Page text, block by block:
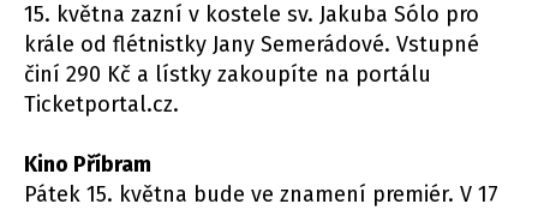
15. května zazní v kostele sv. Jakuba Sólo pro
krále od flétnistky Jany Semerádové. Vstupné
činí 290 Kč a lístky zakoupíte na portálu
Ticketportal.cz.
Kino Příbram
Pátek 15. května bude ve znamení premiér. V 17